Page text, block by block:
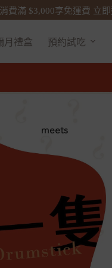
費滿 $3,000享免運費 立
月禮盒 預約試吃